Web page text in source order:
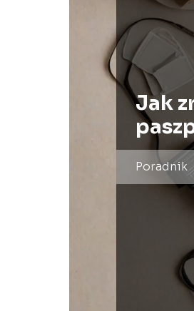
Jak
Poradnik